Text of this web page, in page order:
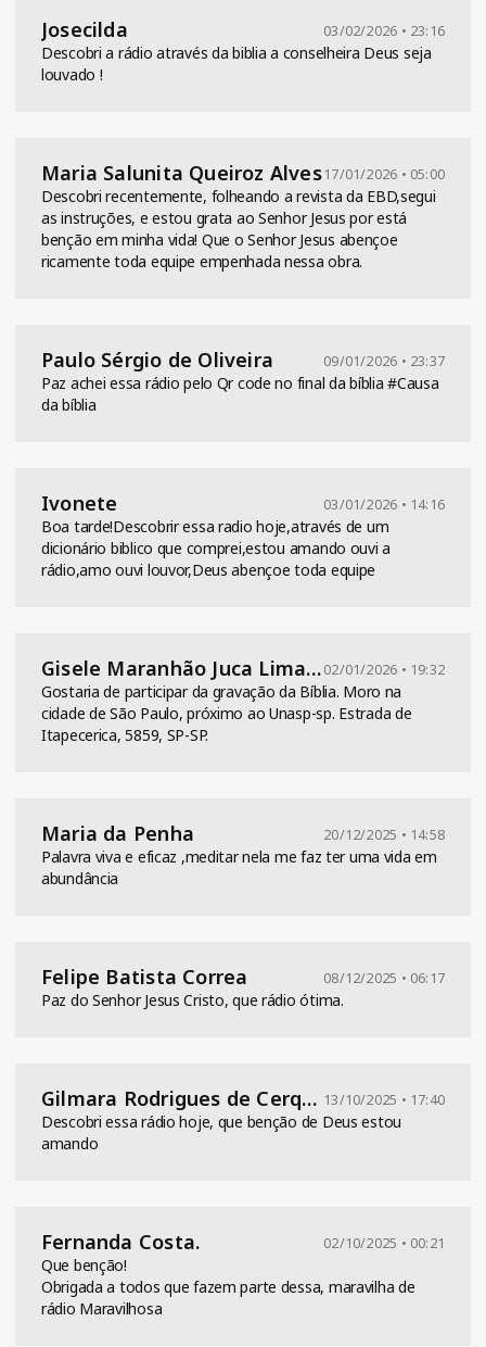
Josecilda 03/02/2026 • 23:16
Descobri a rádio através da biblia a conselheira Deus seja
louvado !
Maria Salunita Queiroz Alves17/01/2026 • 05:00
Descobri recentemente, folheando a revista da EBD,segui
as instruções, e estou grata ao Senhor Jesus por está
benção em minha vida! Que o Senhor Jesus abençoe
ricamente toda equipe empenhada nessa obra.
Paulo Sérgio de Oliveira 09/01/2026 • 23:37
Paz achei essa rádio pelo Qr code no final da bíblia #Causa
da bíblia
Ivonete 03/01/2026 • 14:16
Boa tarde!Descobrir essa radio hoje,através de um
dicionário biblico que comprei,estou amando ouvi a
rádio,amo ouvi louvor,Deus abençoe toda equipe
Gisele Maranhão Juca Lima de Araujo02/01/2026 • 19:32
Gostaria de participar da gravação da Bíblia. Moro na
cidade de São Paulo, próximo ao Unasp-sp. Estrada de
Itapecerica, 5859, SP-SP.
Maria da Penha 20/12/2025 • 14:58
Palavra viva e eficaz ,meditar nela me faz ter uma vida em
abundância
Felipe Batista Correa 08/12/2025 • 06:17
Paz do Senhor Jesus Cristo, que rádio ótima.
Gilmara Rodrigues de Cerqueira cambrainha 13/10/2025 • 17:40
Descobri essa rádio hoje, que benção de Deus estou
amando
Fernanda Costa. 02/10/2025 • 00:21
Que benção!
Obrigada a todos que fazem parte dessa, maravilha de
rádio Maravilhosa